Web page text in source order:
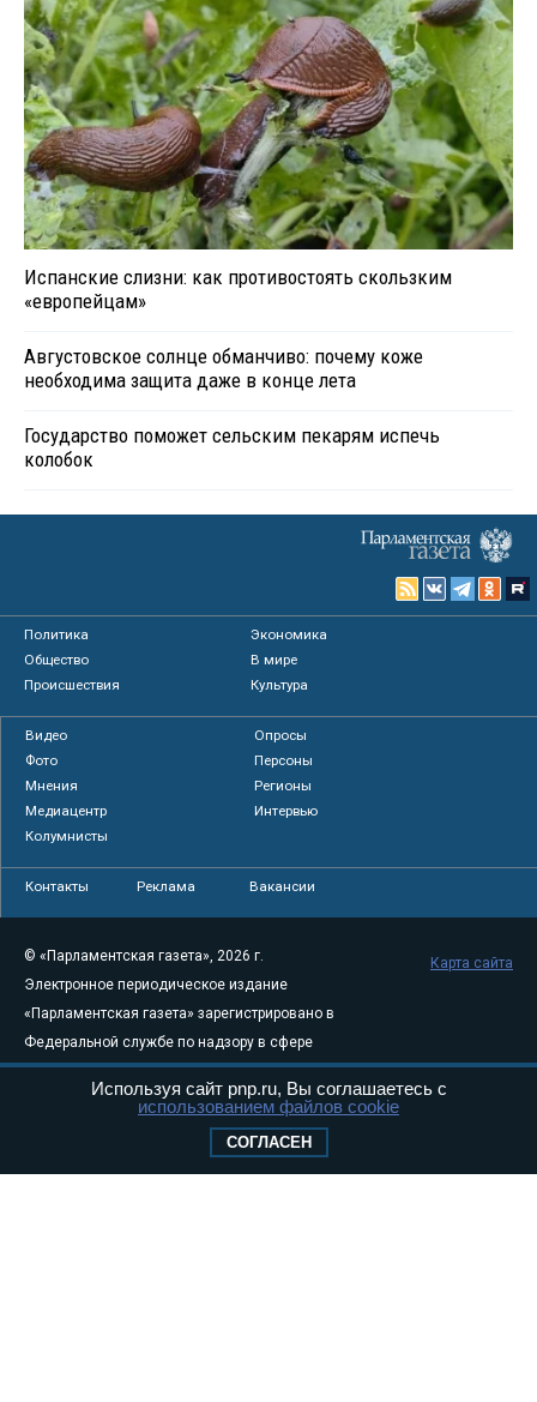
Испанские слизни: как противостоять скользким
«европейцам»
Августовское солнце обманчиво: почему коже
необходима защита даже в конце лета
Государство поможет сельским пекарям испечь
колобок
Политика
Экономика
Общество
В мире
Происшествия
Культура
Видео
Опросы
Фото
Персоны
Мнения
Регионы
Медиацентр
Интервью
Колумнисты
Контакты Реклама Вакансии
© «Парламентская газета», 2026 г.
Электронное периодическое издание
«Парламентская газета» зарегистрировано в
Федеральной службе по надзору в сфере
связи, информационных технологий и
массовых коммуникаций (Роскомнадзор) 05
Свидетельство о регистрации Эл № ФС77-
Карта сайта
Используя сайт pnp.ru, Вы соглашаетесь с
использованием файлов cookie
СОГЛАСЕН